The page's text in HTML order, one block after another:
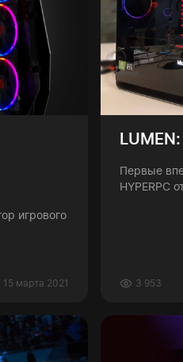
игрового
15 марта 2021
Первые
HYPERPC
3 953